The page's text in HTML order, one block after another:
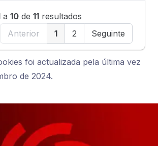
a 10 de 11 resultados
Anterior
1 2 Seguinte
foi actualizada pela última vez
de 2024.